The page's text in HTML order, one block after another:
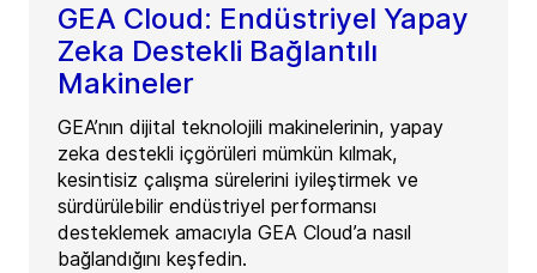
GEA Cloud: Endüstriyel Yapay
Zeka Destekli Bağlantılı
Makineler
GEA’nın dijital teknolojili makinelerinin, yapay
zeka destekli içgörüleri mümkün kılmak,
kesintisiz çalışma sürelerini iyileştirmek ve
sürdürülebilir endüstriyel performansı
desteklemek amacıyla GEA Cloud’a nasıl
bağlandığını keşfedin.